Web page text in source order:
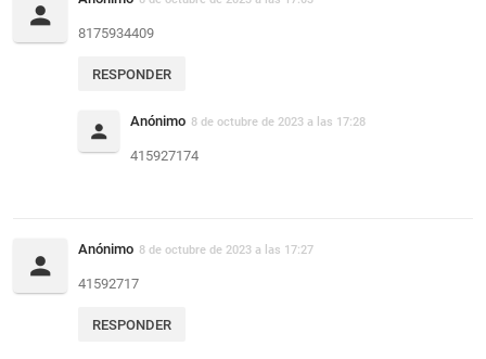
8175934409
RESPONDER
Anónimo 8 de octubre de 2023 a las 17:28
415927174
Anónimo 8 de octubre de 2023 a las 17:27
41592717
RESPONDER